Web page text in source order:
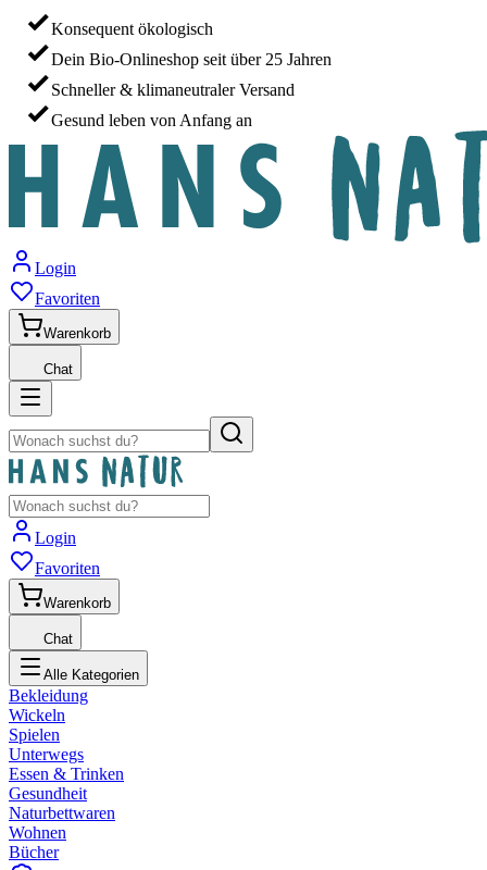
Konsequent ökologisch
Dein Bio-Onlineshop seit über 25 Jahren
Schneller & klimaneutraler Versand
Gesund leben von Anfang an
Login
Favoriten
Warenkorb
Chat
Login
Favoriten
Warenkorb
Chat
Alle Kategorien
Bekleidung
Wickeln
Spielen
Unterwegs
Essen & Trinken
Gesundheit
Naturbettwaren
Wohnen
Bücher